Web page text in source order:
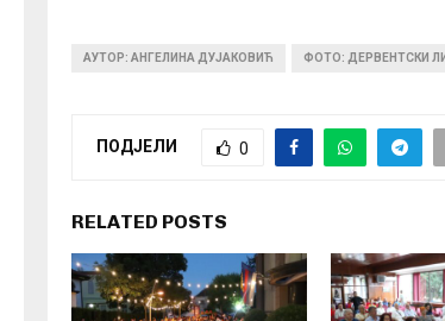
АУТОР: АНГЕЛИНА ДУЈАКОВИЋ ФОТО: ДЕРВЕНТСКИ
ПОДЈЕЛИ 0
RELATED POSTS